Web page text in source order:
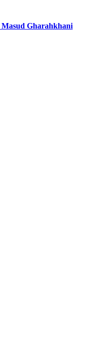
Masud Gharahkhani